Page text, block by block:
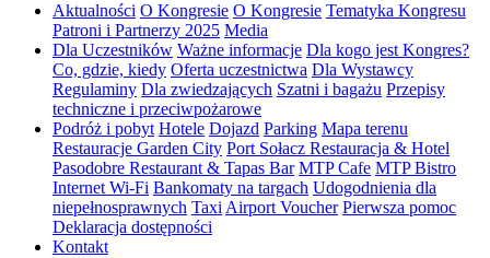
Aktualności O Kongresie O Kongresie Tematyka Kongresu
Patroni i Partnerzy 2025 Media
Dla Uczestników Ważne informacje Dla kogo jest Kongres?
Co, gdzie, kiedy Oferta uczestnictwa Dla Wystawcy
Regulaminy Dla zwiedzających Szatni i bagażu Przepisy
techniczne i przeciwpożarowe
Podróż i pobyt Hotele Dojazd Parking Mapa terenu
Restauracje Garden City Port Sołacz Restauracja & Hotel
Pasodobre Restaurant & Tapas Bar MTP Cafe MTP Bistro
Internet Wi-Fi Bankomaty na targach Udogodnienia dla
niepełnosprawnych Taxi Airport Voucher Pierwsza pomoc
Deklaracja dostępności
Kontakt